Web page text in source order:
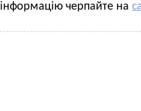
інформацію черпайте на